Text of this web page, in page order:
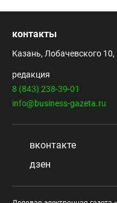
контакты
Казань, Лобачевского 10,
редакция
8 (843) 238-39-01
info@business-gazeta.ru
вконтакте
дзен